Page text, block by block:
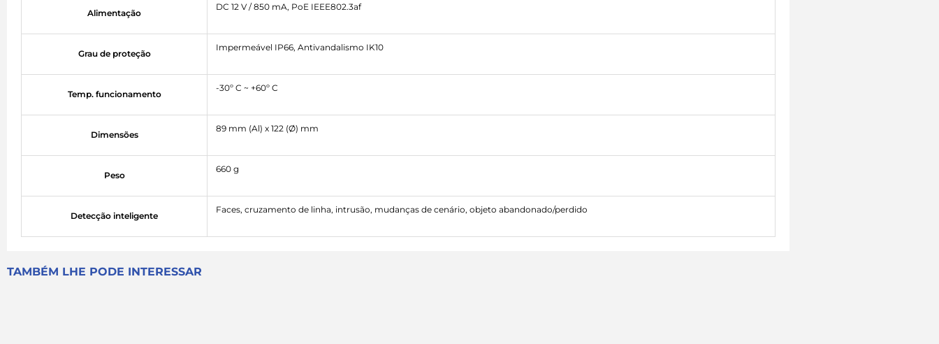
Alimentação
DC 12 V / 850 mA, PoE IEEE802.3af
Grau de proteção
Impermeável IP66, Antivandalismo IK10
Temp. funcionamento
-30º C ~ +60º C
Dimensões
89 mm (Al) x 122 (Ø) mm
Peso
660 g
Detecção inteligente
Faces, cruzamento de linha, intrusão, mudanças de cenário, objeto abandonado/perdido
TAMBÉM LHE PODE INTERESSAR